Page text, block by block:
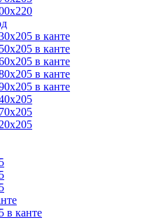
в канте
в канте
в канте
в канте
в канте
в канте